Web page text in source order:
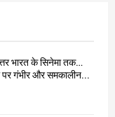
भारत के सिनेमा तक…
गंभीर और समकालीन...